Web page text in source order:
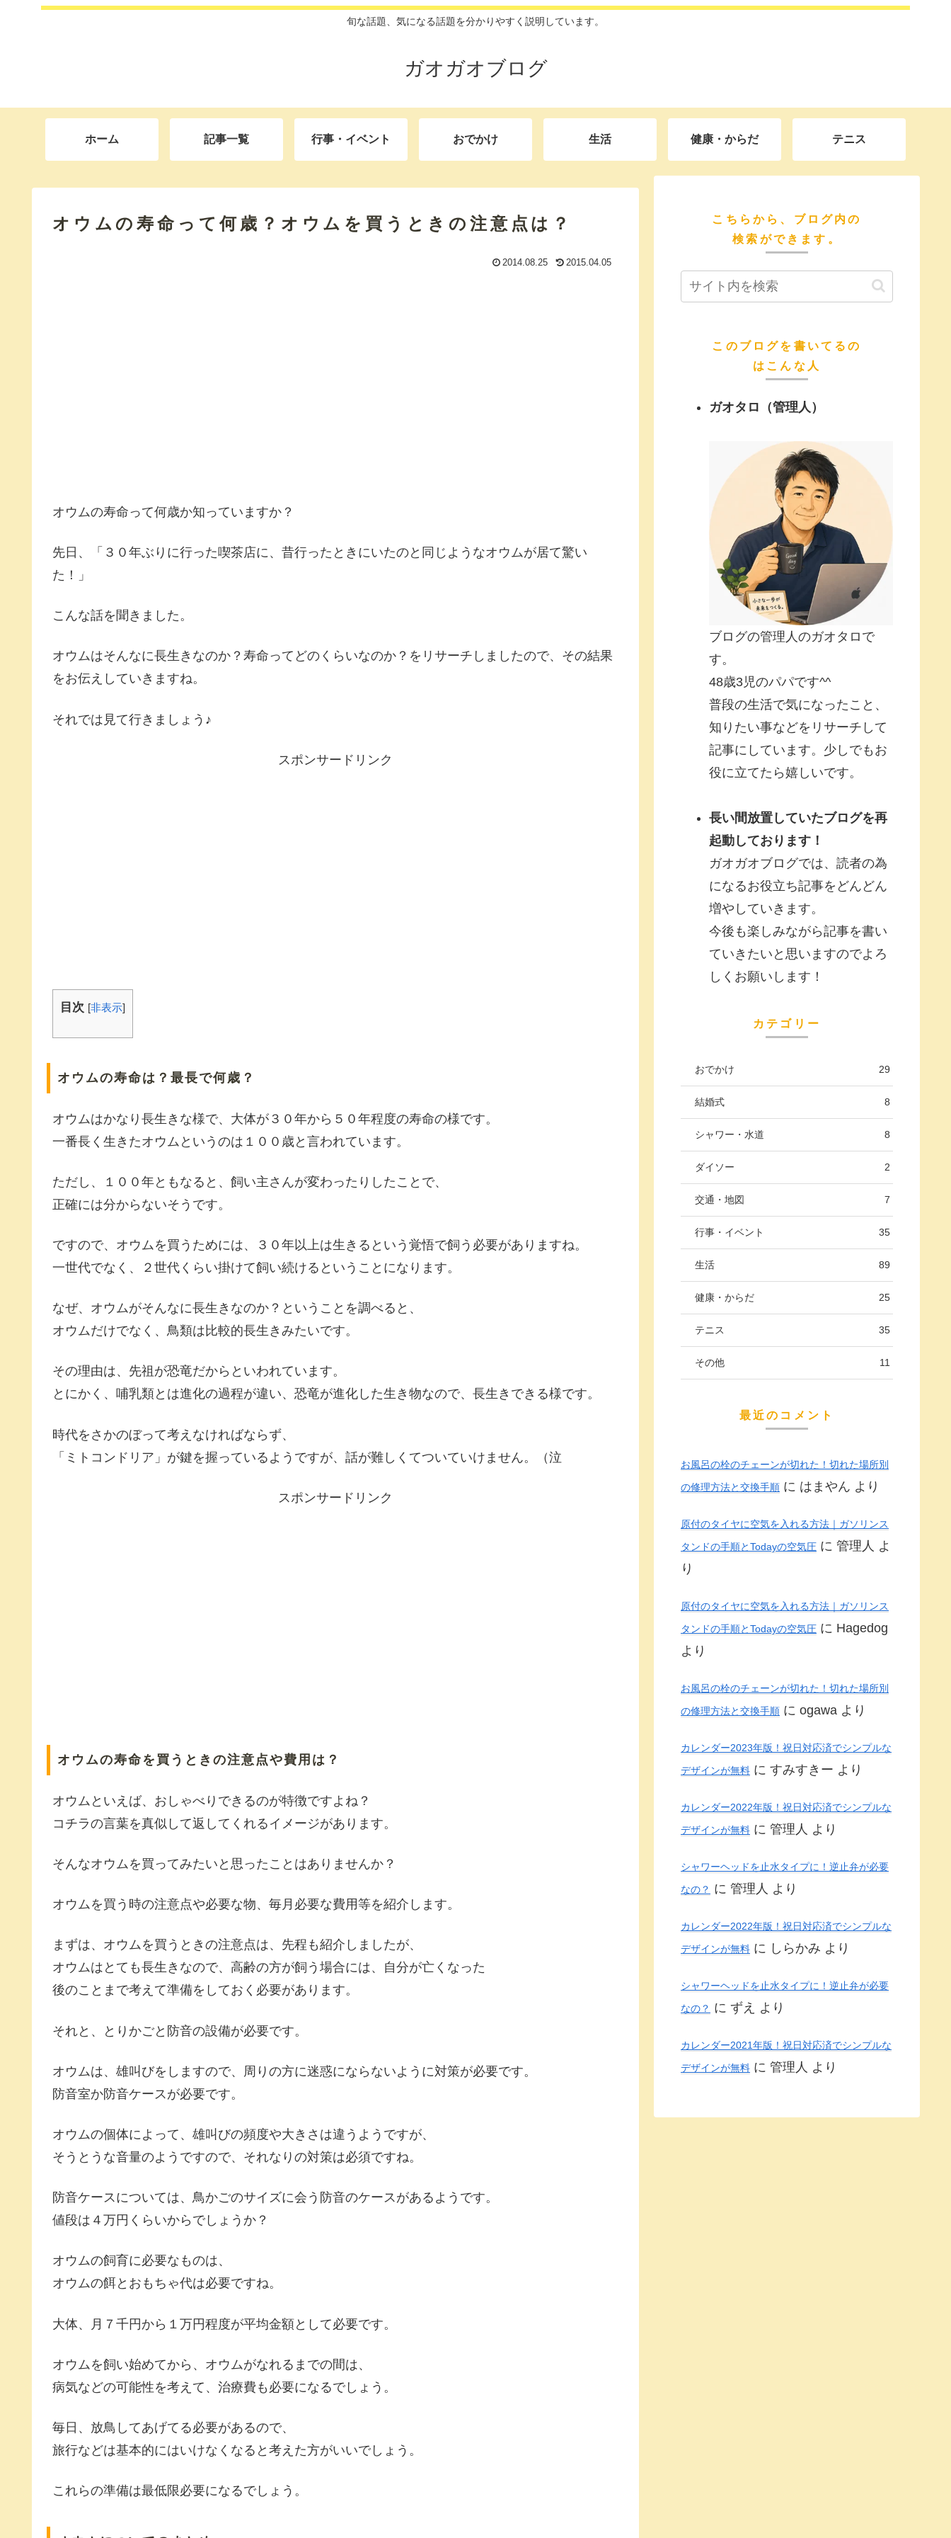
旬な話題、気になる話題を分かりやすく説明しています。
ガオガオブログ
ホーム 記事一覧 行事・イベント おでかけ 生活 健康・からだ テニス
オウムの寿命って何歳？オウムを買うときの注意点は？
2014.08.25 2015.04.05
オウムの寿命って何歳か知っていますか？
先日、「３０年ぶりに行った喫茶店に、昔行ったときにいたのと同じようなオウムが居て驚い
た！」
こんな話を聞きました。
オウムはそんなに長生きなのか？寿命ってどのくらいなのか？をリサーチしましたので、その結果
をお伝えしていきますね。
それでは見て行きましょう♪
スポンサードリンク
目次 [非表示]
オウムの寿命は？最長で何歳？
オウムはかなり長生きな様で、大体が３０年から５０年程度の寿命の様です。
一番長く生きたオウムというのは１００歳と言われています。
ただし、１００年ともなると、飼い主さんが変わったりしたことで、
正確には分からないそうです。
ですので、オウムを買うためには、３０年以上は生きるという覚悟で飼う必要がありますね。
一世代でなく、２世代くらい掛けて飼い続けるということになります。
なぜ、オウムがそんなに長生きなのか？ということを調べると、
オウムだけでなく、鳥類は比較的長生きみたいです。
その理由は、先祖が恐竜だからといわれています。
とにかく、哺乳類とは進化の過程が違い、恐竜が進化した生き物なので、長生きできる様です。
時代をさかのぼって考えなければならず、
「ミトコンドリア」が鍵を握っているようですが、話が難しくてついていけません。（泣
スポンサードリンク
オウムの寿命を買うときの注意点や費用は？
オウムといえば、おしゃべりできるのが特徴ですよね？
コチラの言葉を真似して返してくれるイメージがあります。
そんなオウムを買ってみたいと思ったことはありませんか？
オウムを買う時の注意点や必要な物、毎月必要な費用等を紹介します。
まずは、オウムを買うときの注意点は、先程も紹介しましたが、
オウムはとても長生きなので、高齢の方が飼う場合には、自分が亡くなった
後のことまで考えて準備をしておく必要があります。
それと、とりかごと防音の設備が必要です。
オウムは、雄叫びをしますので、周りの方に迷惑にならないように対策が必要です。
防音室か防音ケースが必要です。
オウムの個体によって、雄叫びの頻度や大きさは違うようですが、
そうとうな音量のようですので、それなりの対策は必須ですね。
防音ケースについては、鳥かごのサイズに会う防音のケースがあるようです。
値段は４万円くらいからでしょうか？
オウムの飼育に必要なものは、
オウムの餌とおもちゃ代は必要ですね。
大体、月７千円から１万円程度が平均金額として必要です。
オウムを飼い始めてから、オウムがなれるまでの間は、
病気などの可能性を考えて、治療費も必要になるでしょう。
毎日、放鳥してあげてる必要があるので、
旅行などは基本的にはいけなくなると考えた方がいいでしょう。
これらの準備は最低限必要になるでしょう。
こちらから、ブログ内の
検索ができます。
このブログを書いてるの
はこんな人
ガオタロ（管理人）
ブログの管理人のガオタロで
す。
48歳3児のパパです^^
普段の生活で気になったこと、
知りたい事などをリサーチして
記事にしています。少しでもお
役に立てたら嬉しいです。
長い間放置していたブログを再
起動しております！
ガオガオブログでは、読者の為
になるお役立ち記事をどんどん
増やしていきます。
今後も楽しみながら記事を書い
ていきたいと思いますのでよろ
しくお願いします！
カテゴリー
おでかけ 29
結婚式 8
シャワー・水道 8
ダイソー 2
交通・地図 7
行事・イベント 35
生活 89
健康・からだ 25
テニス 35
その他 11
最近のコメント
お風呂の栓のチェーンが切れた！切れた場所別
の修理方法と交換手順 に はまやん より
原付のタイヤに空気を入れる方法｜ガソリンス
タンドの手順とTodayの空気圧 に 管理人 よ
り
原付のタイヤに空気を入れる方法｜ガソリンス
タンドの手順とTodayの空気圧 に Hagedog
より
お風呂の栓のチェーンが切れた！切れた場所別
の修理方法と交換手順 に ogawa より
カレンダー2023年版！祝日対応済でシンプルな
デザインが無料 に すみすきー より
カレンダー2022年版！祝日対応済でシンプルな
デザインが無料 に 管理人 より
シャワーヘッドを止水タイプに！逆止弁が必要
なの？ に 管理人 より
カレンダー2022年版！祝日対応済でシンプルな
デザインが無料 に しらかみ より
シャワーヘッドを止水タイプに！逆止弁が必要
なの？ に ずえ より
カレンダー2021年版！祝日対応済でシンプルな
デザインが無料 に 管理人 より